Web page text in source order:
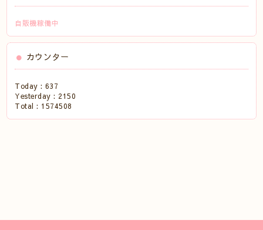
自販機稼働中
カウンター
Today :637
Yesterday : 2150
Total : 1574508